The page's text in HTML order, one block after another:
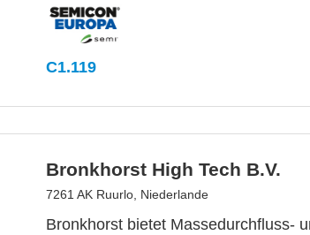
C1.119
Bronkhorst High Tech B.V.
7261 AK Ruurlo, Niederlande
Bronkhorst bietet Massedurchfluss-